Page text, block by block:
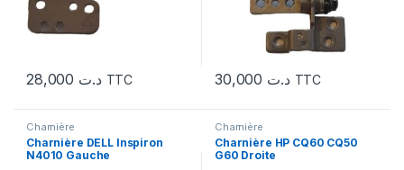
د.ت TTC د.ت TTC
Charnière
Charnière DELL Inspiron
N4010 Gauche
Charnière
Charnière HP CQ60 CQ50
G60 Droite